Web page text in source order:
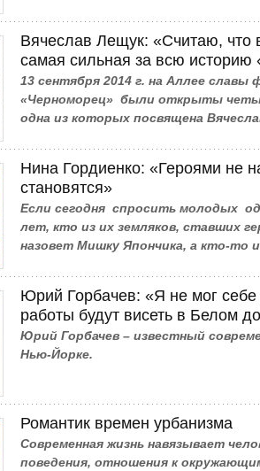
Вячеслав Лещук: «Считаю, что
самая сильная за всю
13 сентября 2014 г. на Аллее славы
«Черноморец» были открыты
одна из которых посвящена
Нина Гордиенко: «Героями не
становятся»
Если сегодня спросить молодых
лет, кто из их земляков, ставших
назовет Мишку Япончика, а кто-то
Юрий Горбачев: «Я не мог себе
работы будут висеть в Белом
Юрий Горбачев – известный
Нью-Йорке.
Романтик времен урбанизма
Современная жизнь навязывает
поведения, отношения к